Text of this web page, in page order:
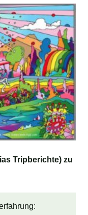
Tripberichte) zu